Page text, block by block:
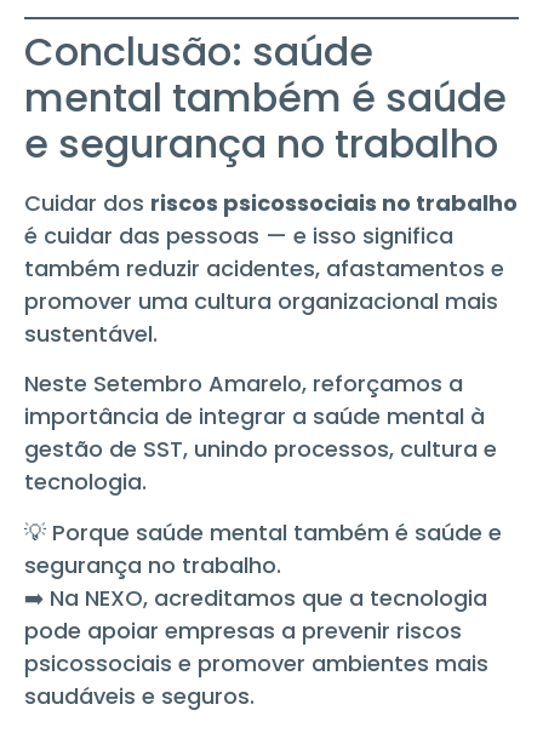
Conclusão: saúde
mental também é saúde
e segurança no trabalho
Cuidar dos riscos psicossociais no trabalho
é cuidar das pessoas — e isso significa
também reduzir acidentes, afastamentos e
promover uma cultura organizacional mais
sustentável.
Neste Setembro Amarelo, reforçamos a
importância de integrar a saúde mental à
gestão de SST, unindo processos, cultura e
tecnologia.
💡 Porque saúde mental também é saúde e
segurança no trabalho.
➡️ Na NEXO, acreditamos que a tecnologia
pode apoiar empresas a prevenir riscos
psicossociais e promover ambientes mais
saudáveis e seguros.